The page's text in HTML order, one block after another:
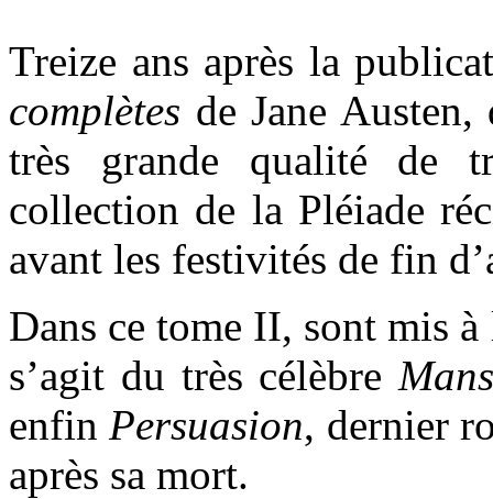
Treize ans après la
complètes de Jane
très grande qualité de
collection de la Pléiade
avant les festivités de fin
Dans ce tome II, sont mis
s’agit du très célèbre
enfinPersuasion, dernier
après sa mort.